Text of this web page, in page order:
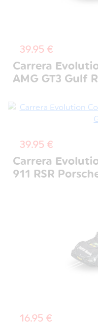
39.95 €
Carrera
AMG GT3 Gulf
39.95 €
Carrera
911 RSR
16.95 €